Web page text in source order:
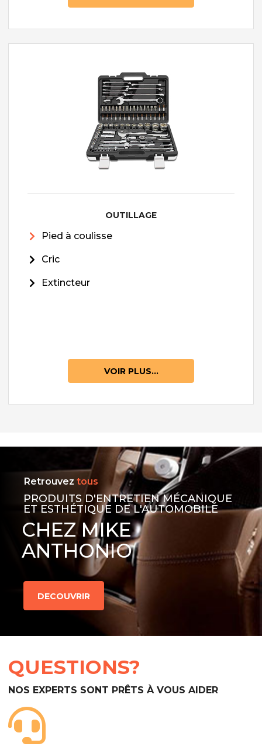
OUTILLAGE
Pied à coulisse
Cric
Extincteur
VOIR PLUS...
Retrouvez tous
PRODUITS D'ENTRETIEN MÉCANIQUE
ET ESTHÉTIQUE DE L'AUTOMOBILE
CHEZ MIKE
ANTHONIO
DECOUVRIR
QUESTIONS?
NOS EXPERTS SONT PRÊTS À VOUS AIDER